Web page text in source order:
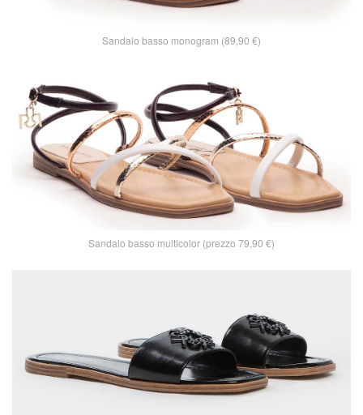
Sandalo basso monogram (89,90 €)
Sandalo basso multicolor (prezzo 79,90 €)